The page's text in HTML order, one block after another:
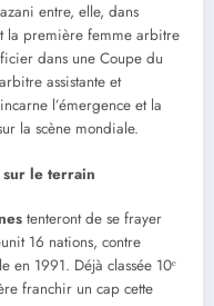
entre, elle, dans
la première femme arbitre
dans une Coupe du
assistante et
l’émergence et la
la scène mondiale.
sur le terrain
tenteront de se frayer
16 nations, contre
en 1991. Déjà classée 10ᵉ
franchir un cap cette